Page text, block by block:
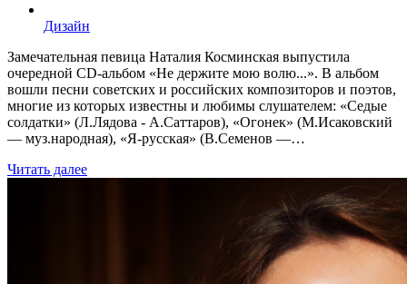
Дизайн
Замечательная певица Наталия Косминская выпустила
очередной CD-альбом «Не держите мою волю...». В альбом
вошли песни советских и российских композиторов и поэтов,
многие из которых известны и любимы слушателем: «Седые
солдатки» (Л.Лядова - А.Саттаров), «Огонек» (М.Исаковский
— муз.народная), «Я-русская» (В.Семенов —…
Читать далее